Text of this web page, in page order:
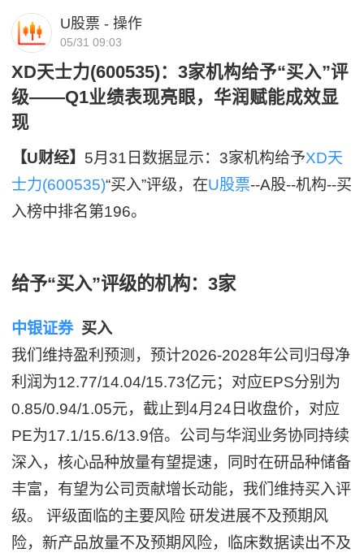
U股票 - 操作
05/31 09:03
XD天士力(600535)：3家机构给予“买入”评
级——Q1业绩表现亮眼，华润赋能成效显
现
【U财经】 5月31日数据显示：3家机构给予XD天
士力(600535)“买入”评级，在U股票--A股--机构--买
入榜中排名第196。
给予“买入”评级的机构：3家
中银证券买入
我们维持盈利预测，预计2026-2028年公司归母净
利润为12.77/14.04/15.73亿元；对应EPS分别为
0.85/0.94/1.05元，截止到4月24日收盘价，对应
PE为17.1/15.6/13.9倍。公司与华润业务协同持续
深入，核心品种放量有望提速，同时在研品种储备
丰富，有望为公司贡献增长动能，我们维持买入评
级。 评级面临的主要风险 研发进展不及预期风
险，新产品放量不及预期风险，临床数据读出不及